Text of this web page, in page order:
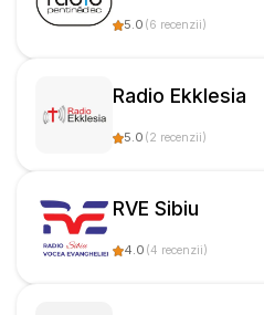
5.0 (6 recenzii)
Radio Ekklesia
5.0 (2 recenzii)
RVE Sibiu
4.0 (4 recenzii)